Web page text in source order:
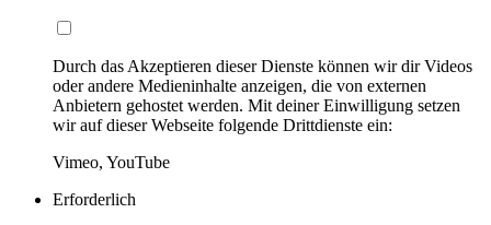
Durch das Akzeptieren dieser Dienste können wir dir Videos
oder andere Medieninhalte anzeigen, die von externen
Anbietern gehostet werden. Mit deiner Einwilligung setzen
wir auf dieser Webseite folgende Drittdienste ein:
Vimeo, YouTube
Erforderlich